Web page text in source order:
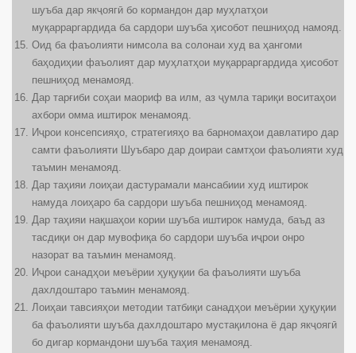
шуъба дар якҷоягӣ бо кормандон дар муҳлатҳои
муқарраргардида ба сардори шуъба ҳисобот пешниҳод намояд.
Оид ба фаъолияти нимсола ва солонаи худ ва ҳангоми
баҳодиҳии фаъолият дар муҳлатҳои муқарраргардида ҳисобот
пешниҳод менамояд.
Дар тарғиби соҳаи маориф ва илм, аз ҷумла тариқи воситаҳои
ахбори омма иштирок менамояд.
Иҷрои консепсияҳо, стратегияҳо ва барномаҳои давлатиро дар
самти фаъолияти Шуъбаро дар доираи самтҳои фаъолияти худ
таъмин менамояд.
Дар таҳияи лоиҳаи дастурамали мансабиии худ иштирок
намуда лоиҳаро ба сардори шуъба пешниҳод менамояд.
Дар таҳияи нақшаҳои кории шуъба иштирок намуда, баъд аз
тасдиқи он дар мувофиқа бо сардори шуъба иҷрои онро
назорат ва таъмин менамояд.
Иҷрои санадҳои меъёрии ҳуқуқии ба фаъолияти шуъба
дахлдоштаро таъмин менамояд.
Лоиҳаи тавсияҳои методии татбиқи санадҳои меъёрии ҳуқуқии
ба фаъолияти шуъба дахлдоштаро мустақилона ё дар якҷоягӣ
бо дигар кормандони шуъба таҳия менамояд.